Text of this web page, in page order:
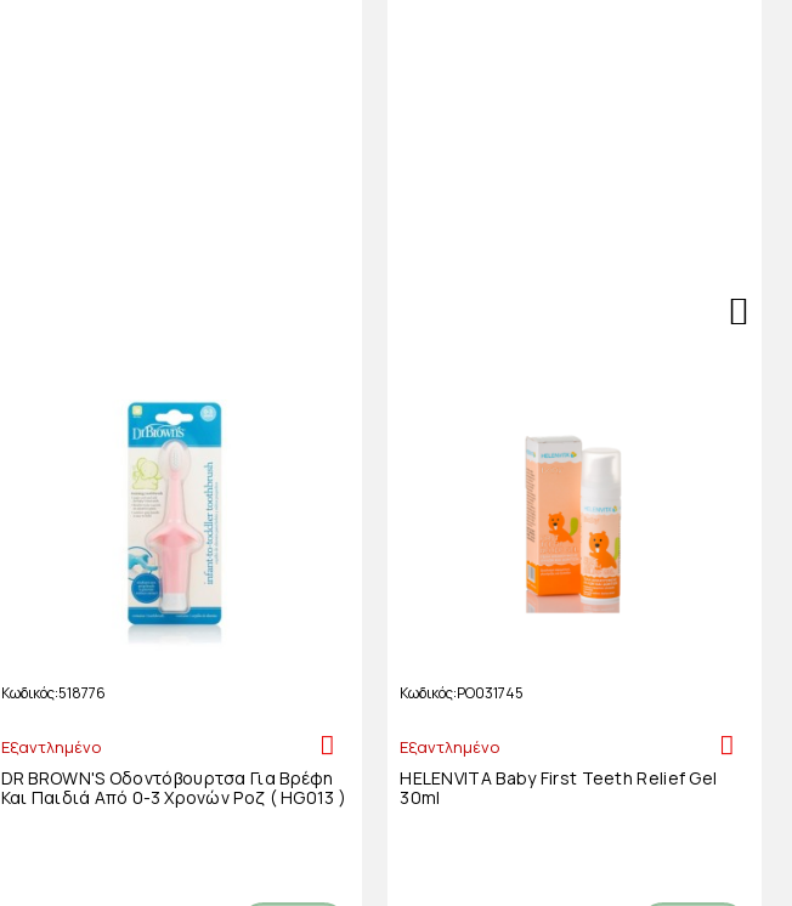
Κωδικός 518776
Εξαντλημένο
DR BROWN'S Οδοντόβουρτσα Για Βρέφη
Και Παιδιά Από 0-3 Χρονών Ροζ ( HG013 )
Κωδικός PO031745
Εξαντλημένο
HELENVITA Baby First Teeth Relief Gel
30ml